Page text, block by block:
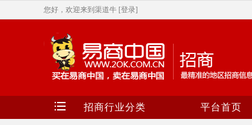
您好，欢迎来到渠道牛 [登录]
招商行业分类 平台首页